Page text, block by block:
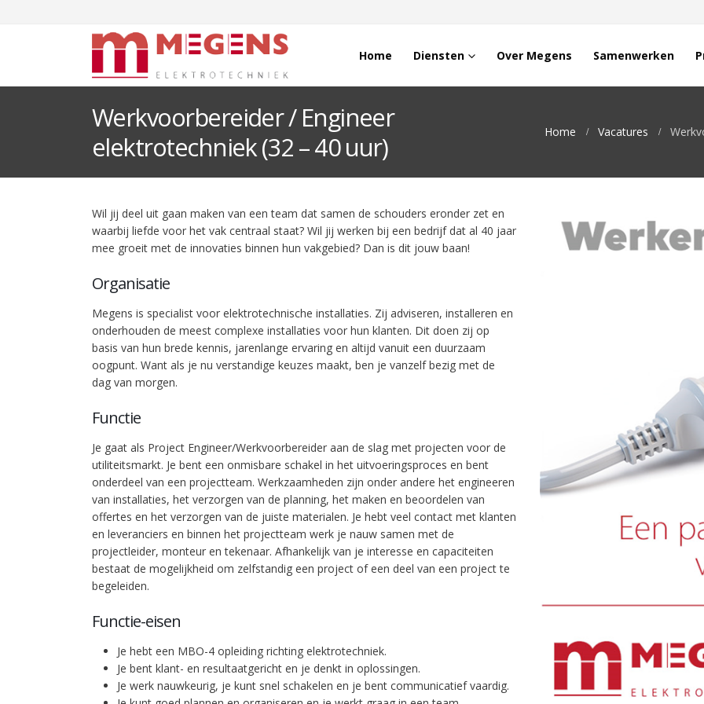
Home Diensten Over Megens Samenwerken
Werkvoorbereider / Engineer
elektrotechniek (32 – 40 uur)
Home Vacatures
Wil jij deel uit gaan maken van een team dat samen de schouders eronder zet en
waarbij liefde voor het vak centraal staat? Wil jij werken bij een bedrijf dat al 40 jaar
mee groeit met de innovaties binnen hun vakgebied? Dan is dit jouw baan!
Organisatie
Megens is specialist voor elektrotechnische installaties. Zij adviseren, installeren en
onderhouden de meest complexe installaties voor hun klanten. Dit doen zij op
basis van hun brede kennis, jarenlange ervaring en altijd vanuit een duurzaam
oogpunt. Want als je nu verstandige keuzes maakt, ben je vanzelf bezig met de
dag van morgen.
Functie
Je gaat als Project Engineer/Werkvoorbereider aan de slag met projecten voor de
utiliteitsmarkt. Je bent een onmisbare schakel in het uitvoeringsproces en bent
onderdeel van een projectteam. Werkzaamheden zijn onder andere het engineeren
van installaties, het verzorgen van de planning, het maken en beoordelen van
offertes en het verzorgen van de juiste materialen. Je hebt veel contact met klanten
en leveranciers en binnen het projectteam werk je nauw samen met de
projectleider, monteur en tekenaar. Afhankelijk van je interesse en capaciteiten
bestaat de mogelijkheid om zelfstandig een project of een deel van een project te
begeleiden.
Functie-eisen
Je hebt een MBO-4 opleiding richting elektrotechniek.
Je bent klant- en resultaatgericht en je denkt in oplossingen.
Je werk nauwkeurig, je kunt snel schakelen en je bent communicatief vaardig.